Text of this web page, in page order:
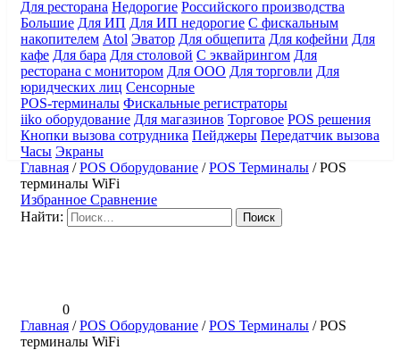
Для ресторана Недорогие Российского производства
Большие Для ИП Для ИП недорогие С фискальным
накопителем Atol Эватор Для общепита Для кофейни Для
кафе Для бара Для столовой С эквайрингом Для
ресторана с монитором Для ООО Для торговли Для
юридческих лиц Сенсорные
POS-терминалы Фискальные регистраторы
iiko оборудование Для магазинов Торговое POS решения
Кнопки вызова сотрудника Пейджеры Передатчик вызова
Часы Экраны
Главная /POS Оборудование /POS Терминалы /POS
терминалы WiFi
Избранное Сравнение
Найти:
0
Главная /POS Оборудование /POS Терминалы /POS
терминалы WiFi